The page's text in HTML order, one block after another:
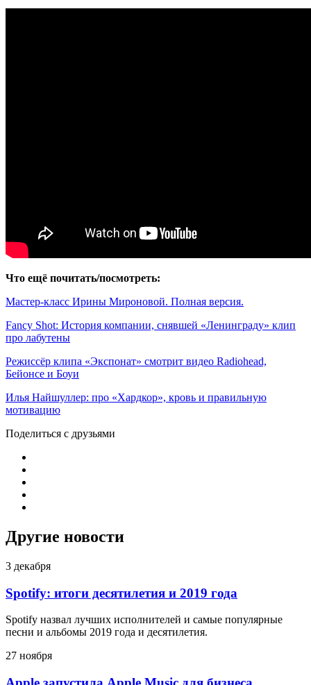
Что ещё почитать/посмотреть:
Мастер-класс Ирины Мироновой. Полная версия.
Fancy Shot: История компании, снявшей «Ленинграду» клип
про лабутены
Режиссёр клипа «Экспонат» смотрит видео Radiohead,
Бейонсе и Боуи
Илья Найшуллер: про «Хардкор», кровь и правильную
мотивацию
Поделиться с друзьями
Другие новости
3 декабря
Spotify: итоги десятилетия и 2019 года
Spotify назвал лучших исполнителей и самые популярные
песни и альбомы 2019 года и десятилетия.
27 ноября